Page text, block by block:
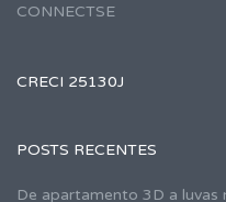
CONNECTSE
CRECI 25130J
POSTS RECENTES
De apartamento 3D a